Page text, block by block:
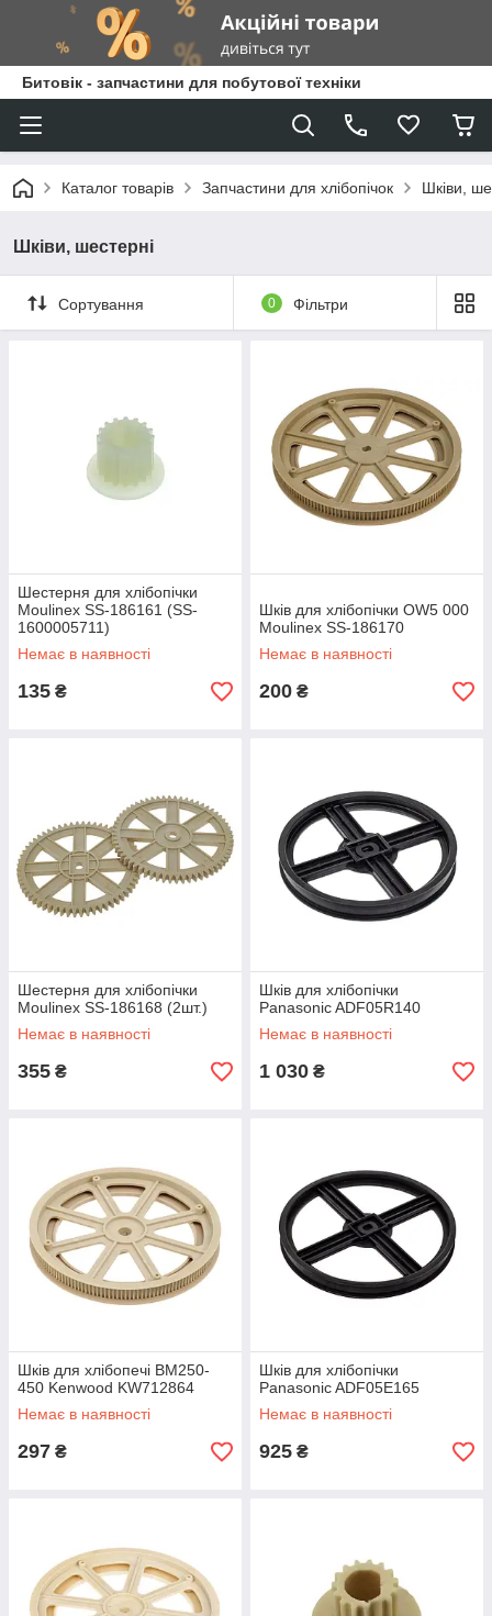
Битовік - запчастини для побутової техніки
Каталог товарів Запчастини для хлібопічок Шківи,
Шківи, шестерні
Сортування 0 Фільтри
Шестерня для хлібопічки
Moulinex SS-186161 (SS-
1600005711)
Немає в наявності
135 ₴
Шків для хлібопічки OW5 000
Moulinex SS-186170
Немає в наявності
200 ₴
Шестерня для хлібопічки
Moulinex SS-186168 (2шт.)
Немає в наявності
355 ₴
Шків для хлібопічки
Panasonic ADF05R140
Немає в наявності
1 030 ₴
Шків для хлібопечі BM250-
450 Kenwood KW712864
Немає в наявності
297 ₴
Шків для хлібопічки
Panasonic ADF05E165
Немає в наявності
925 ₴